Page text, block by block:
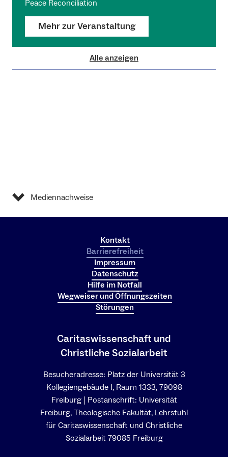
Peace Reconciliation
Mehr zur Veranstaltung
Alle anzeigen
Mediennachweise
Kontakt
Barrierefreiheit
Impressum
Datenschutz
Hilfe im Notfall
Wegweiser und Öffnungszeiten
Störungen
Caritaswissenschaft und
Christliche Sozialarbeit
Besucheradresse: Platz der Universität 3
Kollegiengebäude I, Raum 1333, 79098
Freiburg | Postanschrift: Universität
Freiburg, Theologische Fakultät, Lehrstuhl
für Caritaswissenschaft und Christliche
Sozialarbeit 79085 Freiburg